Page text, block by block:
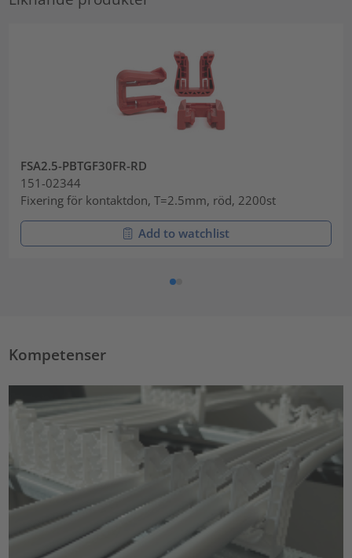
FSA2.5-PBTGF30FR-RD
151-02344
Fixering för kontaktdon, T=2.5mm, röd, 2200st
Add to watchlist
Kompetenser